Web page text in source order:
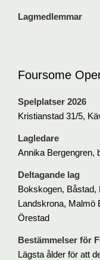
Lagmedlemmar
Foursome
Spelplatser 2026
Kristianstad 31/5,
Lagledare
Annika Bergengren,
Deltagande lag
Bokskogen, Båstad,
Landskrona, Malmö
Örestad
Bestämmelser för
Lägsta ålder för att